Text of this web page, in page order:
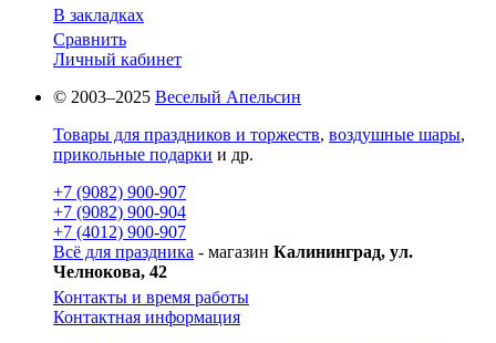
В закладках
Сравнить
Личный кабинет
© 2003–2025 Веселый Апельсин
Товары для праздников и торжеств, воздушные шары,
прикольные подарки и др.
+7 (9082) 900-907
+7 (9082) 900-904
+7 (4012) 900-907
Всё для праздника - магазин Калининград, ул.
Челнокова, 42
Контакты и время работы
Контактная информация